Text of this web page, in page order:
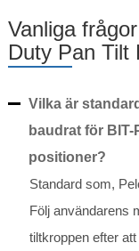
Vanliga
Duty Pan Tilt
Vilka är
baudrat för
positioner?
Standard som,
Följ användarens
tiltkroppen efter